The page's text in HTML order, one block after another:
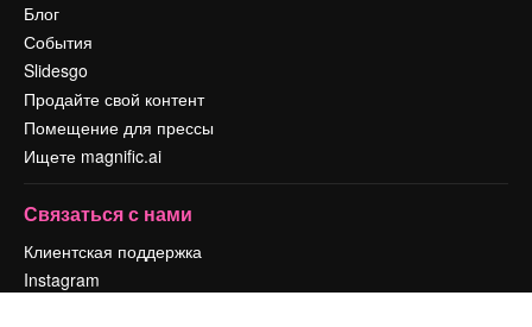
Блог
События
Slidesgo
Продайте свой контент
Помещение для прессы
Ищете magnific.ai
Связаться с нами
Клиентская поддержка
Instagram